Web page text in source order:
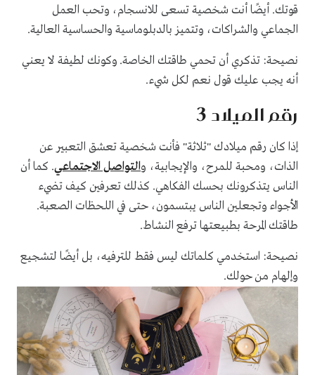
قوتك. أيضًا أنت شخصية تسعى للانسجام، وتحب العمل
الجماعي والشراكات، وتتميز بالدبلوماسية والحساسية العالية.
نصيحة: تذكري أن تحمي طاقتك الخاصة. وكونك لطيفة لا يعني
أنه يجب عليك قول نعم لكل شيء.
رقم الميلاد 3
إذا كان رقم ميلادك "ثلاثة" فأنت شخصية تعشق التعبير عن
الذات، ومحبة للمرح، والإيجابية، والتواصل الاجتماعي. كما أن
الناس يتذكرونك بحسك الفكاهي. كذلك تعرفين كيف تضيء
الأجواء وتجعلين الناس يبتسمون، حتى في اللحظات الصعبة.
طاقتك المرحة بطبيعتها ترفع النشاط.
نصيحة: استخدمي كلماتك ليس فقط للترفيه، بل أيضًا لتشجيع
وإلهام من حولك.